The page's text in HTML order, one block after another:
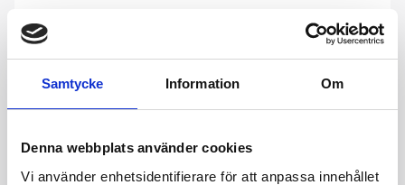
Samtycke Information Om
Denna webbplats använder cookies
Vi använder enhetsidentifierare för att anpassa innehållet